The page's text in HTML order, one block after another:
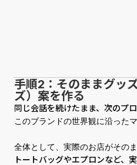
手順2：そのままグッ
ズ）案を作る
同じ会話を続けたまま、次のプ
このブランドの世界観に沿った
全体として、実際のお店がその
トートバッグやエプロンなど、